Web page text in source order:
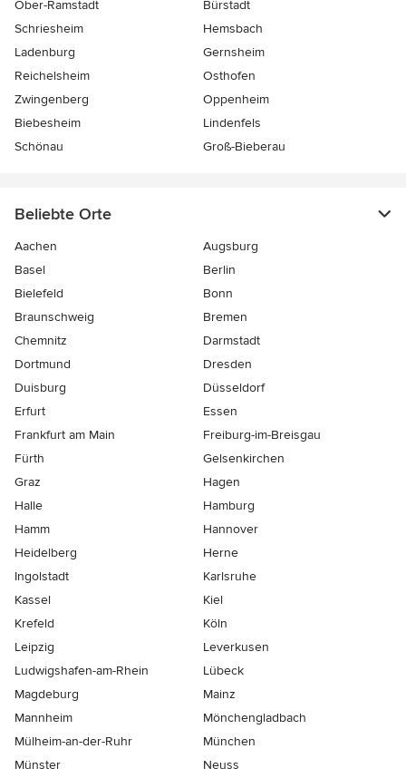
Ober-Ramstadt
Bürstadt
Schriesheim
Hemsbach
Ladenburg
Gernsheim
Reichelsheim
Osthofen
Zwingenberg
Oppenheim
Biebesheim
Lindenfels
Schönau
Groß-Bieberau
Beliebte Orte
Aachen
Augsburg
Basel
Berlin
Bielefeld
Bonn
Braunschweig
Bremen
Chemnitz
Darmstadt
Dortmund
Dresden
Duisburg
Düsseldorf
Erfurt
Essen
Frankfurt am Main
Freiburg-im-Breisgau
Fürth
Gelsenkirchen
Graz
Hagen
Halle
Hamburg
Hamm
Hannover
Heidelberg
Herne
Ingolstadt
Karlsruhe
Kassel
Kiel
Krefeld
Köln
Leipzig
Leverkusen
Ludwigshafen-am-Rhein
Lübeck
Magdeburg
Mainz
Mannheim
Mönchen­gladbach
Mülheim-an-der-Ruhr
München
Münster
Neuss